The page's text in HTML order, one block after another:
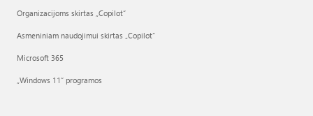
Organizacijoms skirtas „Copilot“
Asmeniniam naudojimui skirtas „Copilot“
Microsoft 365
„Windows 11“ programos